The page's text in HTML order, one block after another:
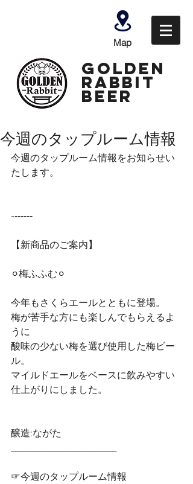
Map
GOLDEN
Rabbit
Beer
今週のタップルーム情報
今週のタップルーム情報をお知らせい
たします。
-‐‐‐‐‐‐
【新商品のご案内】
⚪︎梅ふふむ⚪︎
今年もさくらエールとともに登場。
梅が苦手な方にも楽しんでもらえるよ
うに
酸味の少ない梅を選び使用した梅ビー
ル。
マイルドエールをベースに飲みやすい
仕上がりにしました。
醸造:ながた
_________________________
☞今週のタップルーム情報